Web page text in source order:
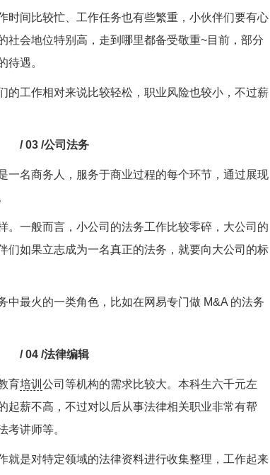
时间比较忙、工作任务也有些繁重，小伙伴们要有心
社会地位特别高，走到哪里都备受敬重~目前，部分
待遇。
的工作相对来说比较轻松，职业风险也较小，不过薪
/ 03 /公司法务
一名商务人，服务于商业过程的每个环节，通过展现
。一般而言，小公司的法务工作比较零碎，大公司的
们如果立志成为一名真正的法务，就要向大公司的标
中最火的一类角色，比如在网易专门做 M&A 的法务
/ 04 /法律编辑
育培训 公司等机构的需求比较大。本科生六千元左
起薪不高，不过对以后从事法律相关职业非常有帮
考讲师等。
就是对特定领域的法律资料进行收集整理，工作起来